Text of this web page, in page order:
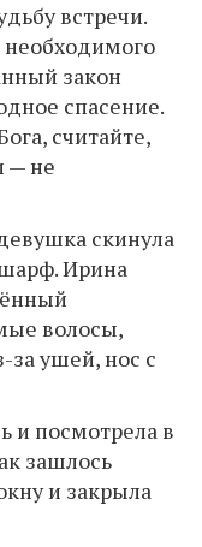
встречи.
закон
спасение.
считайте,
— не
скинула
Ирина
волосы,
ушей, нос с
и посмотрела в
зашлось
и закрыла